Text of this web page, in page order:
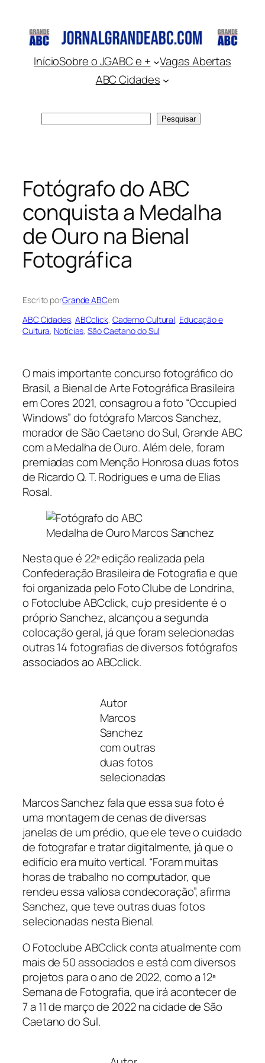
conteúdo
InícioSobre o JGABC e +
Vagas Abertas
ABC Cidades
Pesquisar
Fotógrafo do ABC
conquista a Medalha
de Ouro na Bienal
Fotográfica
Escrito porGrande ABCem
ABC Cidades, ABCclick, Caderno Cultural, Educação e
Cultura, Notícias, São Caetano do Sul
O mais importante concurso fotográfico do
Brasil, a Bienal de Arte Fotográfica Brasileira
em Cores 2021, consagrou a foto “Occupied
Windows” do fotógrafo Marcos Sanchez,
morador de São Caetano do Sul, Grande ABC
com a Medalha de Ouro. Além dele, foram
premiadas com Menção Honrosa duas fotos
de Ricardo Q. T. Rodrigues e uma de Elias
Rosal.
Medalha de Ouro Marcos Sanchez
Nesta que é 22ª edição realizada pela
Confederação Brasileira de Fotografia e que
foi organizada pelo Foto Clube de Londrina,
o Fotoclube ABCclick, cujo presidente é o
próprio Sanchez, alcançou a segunda
colocação geral, já que foram selecionadas
outras 14 fotografias de diversos fotógrafos
associados ao ABCclick.
Autor
Marcos
Sanchez
com outras
duas fotos
selecionadas
Marcos Sanchez fala que essa sua foto é
uma montagem de cenas de diversas
janelas de um prédio, que ele teve o cuidado
de fotografar e tratar digitalmente, já que o
edifício era muito vertical. “Foram muitas
horas de trabalho no computador, que
rendeu essa valiosa condecoração”, afirma
Sanchez, que teve outras duas fotos
selecionadas nesta Bienal.
O Fotoclube ABCclick conta atualmente com
mais de 50 associados e está com diversos
projetos para o ano de 2022, como a 12ª
Semana de Fotografia, que irá acontecer de
7 a 11 de março de 2022 na cidade de São
Caetano do Sul.